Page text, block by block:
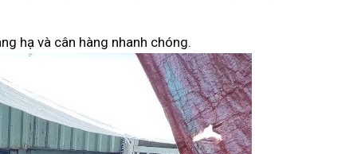
hạ và cân hàng nhanh chóng.